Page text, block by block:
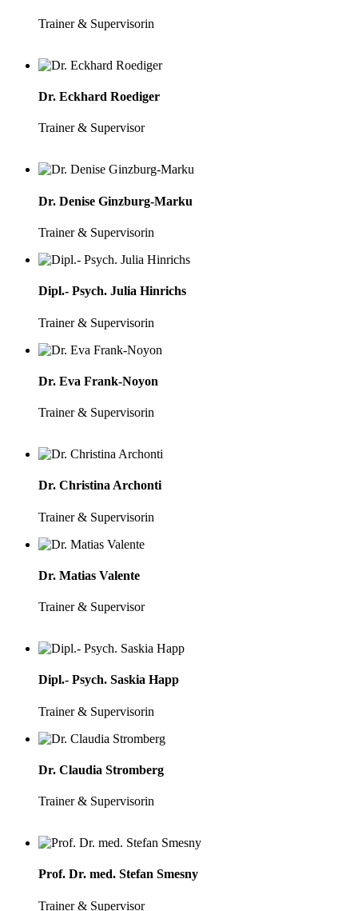
Trainer & Supervisorin
Dr. Eckhard Roediger
Trainer & Supervisor
Dr. Denise Ginzburg-Marku
Trainer & Supervisorin
Dipl.- Psych. Julia Hinrichs
Trainer & Supervisorin
Dr. Eva Frank-Noyon
Trainer & Supervisorin
Dr. Christina Archonti
Trainer & Supervisorin
Dr. Matias Valente
Trainer & Supervisor
Dipl.- Psych. Saskia Happ
Trainer & Supervisorin
Dr. Claudia Stromberg
Trainer & Supervisorin
Prof. Dr. med. Stefan Smesny
Trainer & Supervisor